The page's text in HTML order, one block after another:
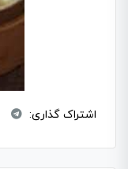
اشتراک گذاری: